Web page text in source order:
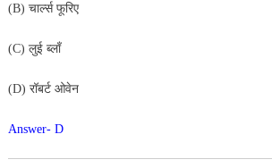
(B) चार्ल्स फूरिए
(C) लुई ब्लाँ
(D) रॉबर्ट ओवेन
Answer- D